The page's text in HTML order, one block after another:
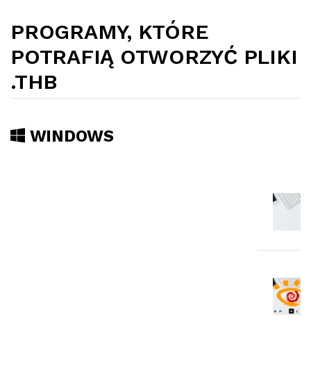
PROGRAMY, KTÓRE
POTRAFIĄ OTWORZYĆ PLIKI
.THB
WINDOWS